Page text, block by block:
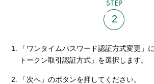
2
「ワンタイムパスワード認証方式変更」
トークン取引認証方式」を選択します。
「次へ」のボタンを押してください。